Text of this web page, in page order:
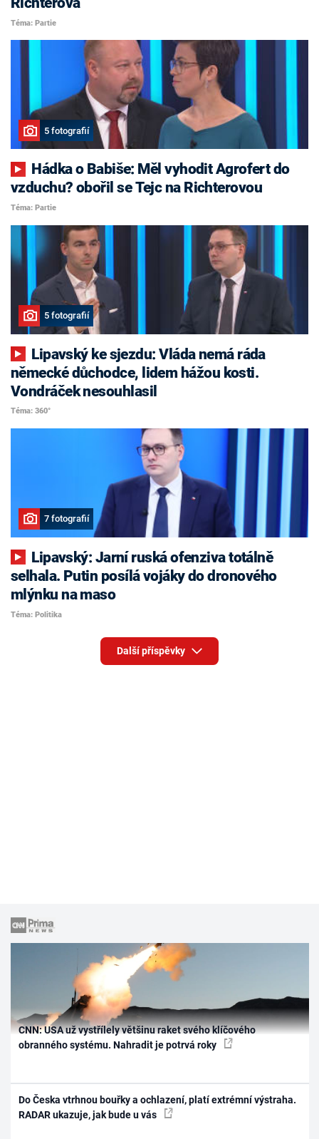
Téma: Partie
5 fotografií
vzduchu? obořil se Tejc na Richterovou
Téma: Partie
5 fotografií
německé důchodce, lidem hážou kosti.
Vondráček nesouhlasil
Téma: 360°
7 fotografií
selhala. Putin posílá vojáky do dronového
mlýnku na maso
Téma: Politika
Další příspěvky
CNN: USA už vystřílely většinu raket svého klíčového
obranného systému. Nahradit je potrvá roky
Do Česka vtrhnou bouřky a ochlazení, platí extrémní výstraha.
RADAR ukazuje, jak bude u vás